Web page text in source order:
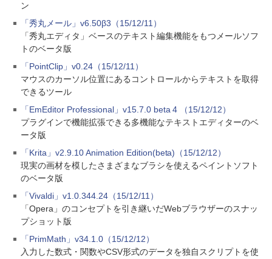
ン
「秀丸メール」v6.50β3（15/12/11）
「秀丸エディタ」ベースのテキスト編集機能をもつメールソフ
トのベータ版
「PointClip」v0.24（15/12/11）
マウスのカーソル位置にあるコントロールからテキストを取得
できるツール
「EmEditor Professional」v15.7.0 beta 4 （15/12/12）
プラグインで機能拡張できる多機能なテキストエディターのベ
ータ版
「Krita」v2.9.10 Animation Edition(beta)（15/12/12）
現実の画材を模したさまざまなブラシを使えるペイントソフト
のベータ版
「Vivaldi」v1.0.344.24（15/12/11）
「Opera」のコンセプトを引き継いだWebブラウザーのスナッ
プショット版
「PrimMath」v34.1.0（15/12/12）
入力した数式・関数やCSV形式のデータを独自スクリプトを使